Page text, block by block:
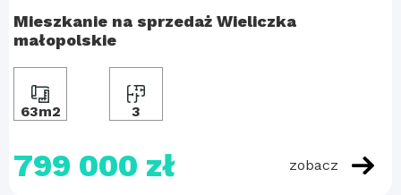
Mieszkanie na sprzedaż Wieliczka
małopolskie
63m2 3
799 000 zł zobacz